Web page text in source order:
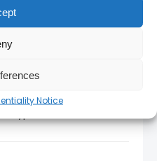
Notice
dyse for mindre
— CT Nozzle 19 mm
— Tweco-kompatibel